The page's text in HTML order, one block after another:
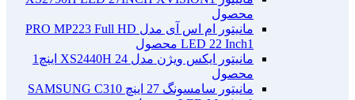
محصول
مانیتور ام اس آی مدل PRO MP223 Full HD
LED 22 Inch1 محصول
مانیتور ایکس ویژن مدل XS2440H 24 اینچ
1
محصول
مانیتور سامسونگ 27 اینچ SAMSUNG C310